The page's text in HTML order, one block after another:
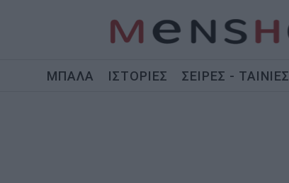
ΜΠΑΛΑ ΙΣΤΟΡΙΕΣ ΣΕΙΡΕΣ - ΤΑΙΝΙΕΣ